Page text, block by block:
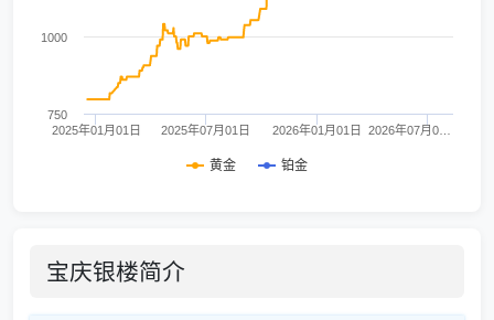
黄金 铂金
2025年01月01日 2025年07月01日 2026年01月01日 2026年07月0…
750
1000
宝庆银楼简介